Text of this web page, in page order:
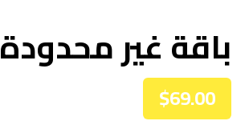
باقة غير محدودة
$69.00